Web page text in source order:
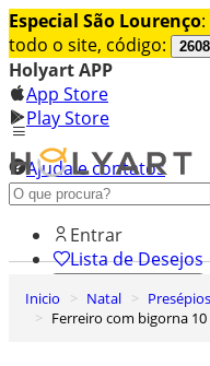
Especial São Lourenço:
todo o site, código:
Holyart APP
App Store
Play Store
Ajuda e contatos
Conheça premium
Entrar
Lista de Desejos
Carrinho de Compras
Inicio Natal Presépios
Ferreiro com bigorna